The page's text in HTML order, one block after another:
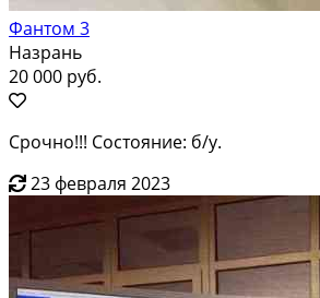
Фантом 3
Назрань
20 000 руб.
Срочно!!! Состояние: б/у.
23 февраля 2023